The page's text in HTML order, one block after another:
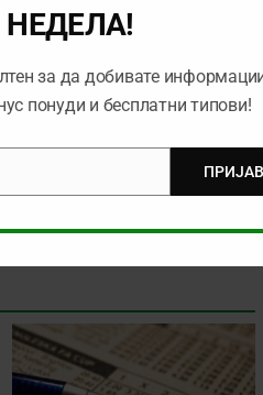
ПАДЕРБОРН ТИП
НЕДЕЛА!
за да добивате
понуди и бесплатни типови!